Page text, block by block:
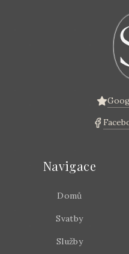
Navigace
Domů
Svatby
Služby